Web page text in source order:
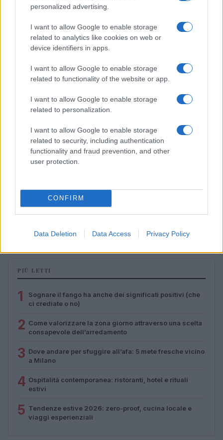
personalized advertising.
I want to allow Google to enable storage
related to analytics like cookies on web or
device identifiers in apps.
I want to allow Google to enable storage
related to functionality of the website or app.
I want to allow Google to enable storage
related to personalization.
I want to allow Google to enable storage
related to security, including authentication
functionality and fraud prevention, and other
user protection.
CONFIRM
Data Deletion Data Access Privacy Policy
Come riconoscere e risolvere i problemi della lavanda
nel tuo giardino
Beatrice Bonaventura · 6 Ago 2026
LIFESTYLE
Scopri i must have di Mango per l’estate 2026: stile e
Beatrice Bonaventura · 6 Ago 2026
PIÙ LETTI
1
Sognare il fango ha anche dei significati positivi (che
ci crediate o no)
2 Come valorizzare la zona giorno attraverso una scelta
consapevole dell’arredamento
3 Dove andare per sfuggire all’afa: 5 mete fresche vicino
a Milano
4 Ospitalità contemporanea: ristoranti, hotel e rituali
estivi
5 Tendenze estive 2026: zero-proof, cucina locale e
viaggi esperienziali